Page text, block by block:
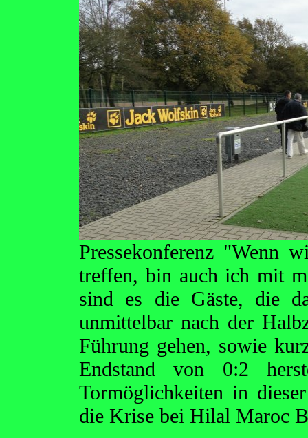
Pressekonferenz "Wenn
treffen, bin auch ich mit
sind es die Gäste, die
unmittelbar nach der
Führung gehen, sowie
Endstand von 0:2
Tormöglichkeiten in
die Krise bei Hilal Maroc